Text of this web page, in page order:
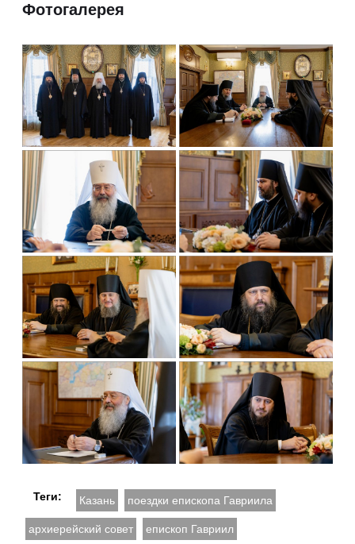
Фотогалерея
Теги: Казань поездки епископа Гавриила
архиерейский совет епископ Гавриил